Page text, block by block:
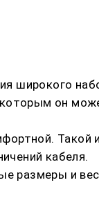
широкого
он
Такой
кабеля.
и